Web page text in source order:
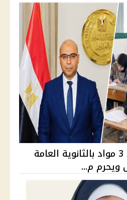
التعليم: الراسب في 3 مواد بالثانوية العامة
ويحرم م...